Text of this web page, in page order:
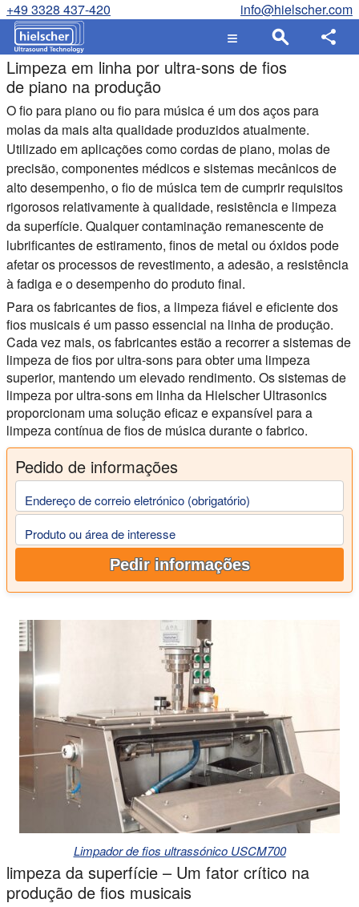
+49 3328 437-420 info@hielscher.com
Limpeza em linha por ultra-sons de fios
de piano na produção
O fio para piano ou fio para música é um dos aços para
molas da mais alta qualidade produzidos atualmente.
Utilizado em aplicações como cordas de piano, molas de
precisão, componentes médicos e sistemas mecânicos de
alto desempenho, o fio de música tem de cumprir requisitos
rigorosos relativamente à qualidade, resistência e limpeza
da superfície. Qualquer contaminação remanescente de
lubrificantes de estiramento, finos de metal ou óxidos pode
afetar os processos de revestimento, a adesão, a resistência
à fadiga e o desempenho do produto final.
Para os fabricantes de fios, a limpeza fiável e eficiente dos
fios musicais é um passo essencial na linha de produção.
Cada vez mais, os fabricantes estão a recorrer a sistemas de
limpeza de fios por ultra-sons para obter uma limpeza
superior, mantendo um elevado rendimento. Os sistemas de
limpeza por ultra-sons em linha da Hielscher Ultrasonics
proporcionam uma solução eficaz e expansível para a
limpeza contínua de fios de música durante o fabrico.
Pedido de informações
Endereço de correio eletrónico (obrigatório)
Produto ou área de interesse
Pedir informações
Limpador de fios ultrassónico USCM700
limpeza da superfície – Um fator crítico na
produção de fios musicais